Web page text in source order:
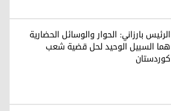
الرئيس بارزاني: الحوار والوسائل الحضارية
هما السبيل الوحيد لحل قضية شعب
كوردستان